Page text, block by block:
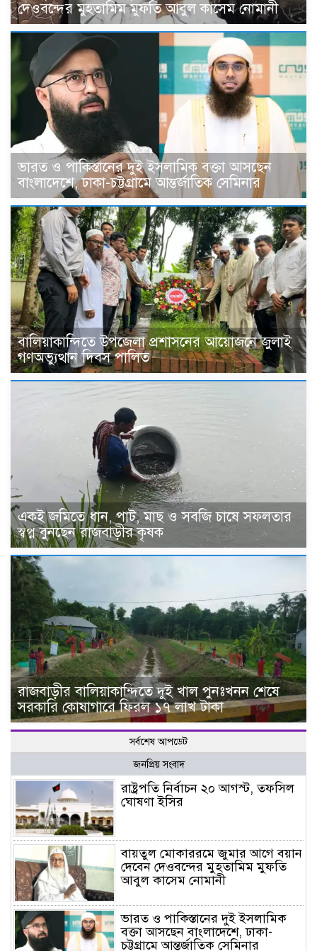
দেওবন্দের মুহতামিম মুফতি আবুল কাসেম নোমানী
ভারত ও পাকিস্তানের দুই ইসলামিক বক্তা আসছেন
বাংলাদেশে, ঢাকা-চট্টগ্রামে আন্তর্জাতিক সেমিনার
বালিয়াকান্দিতে উপজেলা প্রশাসনের আয়োজনে জুলাই
গণঅভ্যুত্থান দিবস পালিত
একই জমিতে ধান, পাট, মাছ ও সবজি চাষে সফলতার
স্বপ্ন বুনছেন রাজবাড়ীর কৃষক
রাজবাড়ীর বালিয়াকান্দিতে দুই খাল পুনঃখনন শেষে
সরকারি কোষাগারে ফিরল ১৭ লাখ টাকা
সর্বশেষ আপডেট
জনপ্রিয় সংবাদ
রাষ্ট্রপতি নির্বাচন ২০ আগস্ট, তফসিল
ঘোষণা ইসির
বায়তুল মোকাররমে জুমার আগে বয়ান
দেবেন দেওবন্দের মুহতামিম মুফতি
আবুল কাসেম নোমানী
ভারত ও পাকিস্তানের দুই ইসলামিক
বক্তা আসছেন বাংলাদেশে, ঢাকা-
চট্টগ্রামে আন্তর্জাতিক সেমিনার